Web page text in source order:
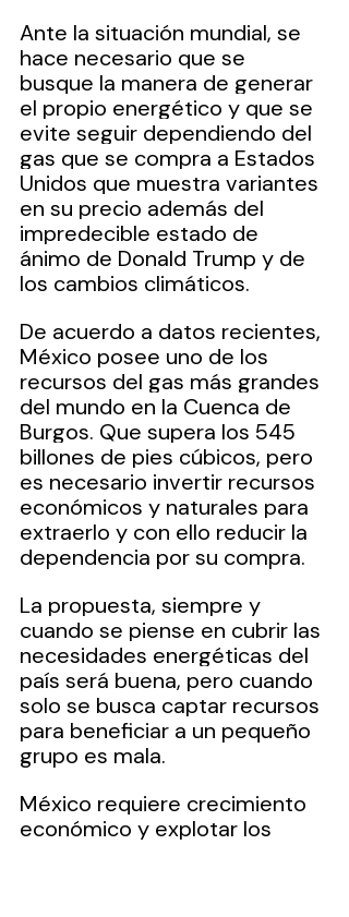
Ante la situación mundial, se
hace necesario que se
busque la manera de generar
el propio energético y que se
evite seguir dependiendo del
gas que se compra a Estados
Unidos que muestra variantes
en su precio además del
impredecible estado de
ánimo de Donald Trump y de
los cambios climáticos.
De acuerdo a datos recientes,
México posee uno de los
recursos del gas más grandes
del mundo en la Cuenca de
Burgos. Que supera los 545
billones de pies cúbicos, pero
es necesario invertir recursos
económicos y naturales para
extraerlo y con ello reducir la
dependencia por su compra.
La propuesta, siempre y
cuando se piense en cubrir las
necesidades energéticas del
país será buena, pero cuando
solo se busca captar recursos
para beneficiar a un pequeño
grupo es mala.
México requiere crecimiento
económico y explotar los